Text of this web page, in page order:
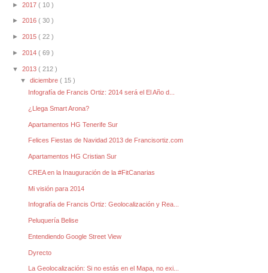
► 2017 ( 10 )
► 2016 ( 30 )
► 2015 ( 22 )
► 2014 ( 69 )
▼ 2013 ( 212 )
▼diciembre( 15 )
Infografía de Francis Ortiz: 2014 será el El Año d...
¿Llega Smart Arona?
Apartamentos HG Tenerife Sur
Felices Fiestas de Navidad 2013 de Francisortiz.com
Apartamentos HG Cristian Sur
CREA en la Inauguración de la #FitCanarias
Mi visión para 2014
Infografía de Francis Ortiz: Geolocalización y Rea...
Peluquería Belise
Entendiendo Google Street View
Dyrecto
La Geolocalización: Si no estás en el Mapa, no exi...